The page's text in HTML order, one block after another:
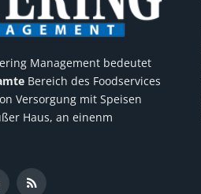
Management bedeutet
Bereich des Foodservices
Versorgung mit Speisen
Haus, an einenm
RSS